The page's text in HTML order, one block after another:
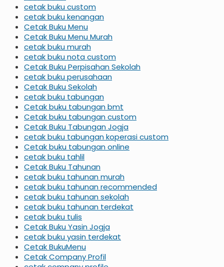
cetak buku custom
cetak buku kenangan
Cetak Buku Menu
Cetak Buku Menu Murah
cetak buku murah
cetak buku nota custom
Cetak Buku Perpisahan Sekolah
cetak buku perusahaan
Cetak Buku Sekolah
cetak buku tabungan
Cetak buku tabungan bmt
Cetak buku tabungan custom
Cetak Buku Tabungan Jogja
cetak buku tabungan koperasi custom
Cetak buku tabungan online
cetak buku tahlil
Cetak Buku Tahunan
cetak buku tahunan murah
cetak buku tahunan recommended
cetak buku tahunan sekolah
cetak buku tahunan terdekat
cetak buku tulis
Cetak Buku Yasin Jogja
cetak buku yasin terdekat
Cetak BukuMenu
Cetak Company Profil